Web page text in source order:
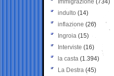
Immigrazione (734)
indulto (14)
inflazione (26)
Ingroia (15)
Interviste (16)
la casta (1.394)
La Destra (45)